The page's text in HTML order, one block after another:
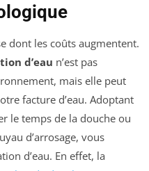
dont les coûts augmentent.
d’eau n’est pas
mais elle peut
facture d’eau. Adoptant
le temps de la douche ou
d’arrosage, vous
d’eau. En effet, la